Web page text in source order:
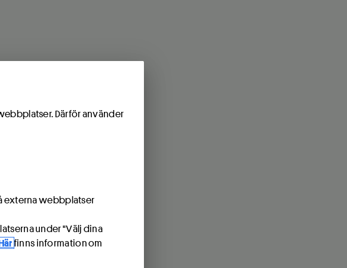
Därför använder
externa webbplatser
under "Välj dina
finns information om